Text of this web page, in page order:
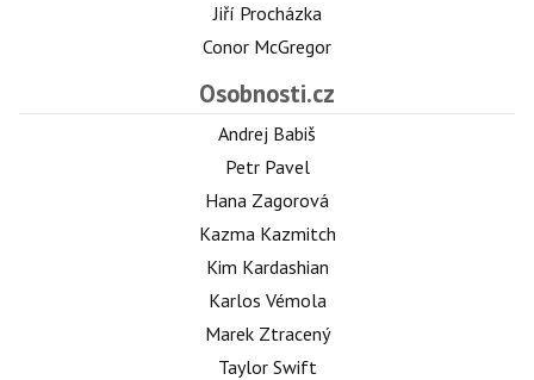
Jiří Procházka
Conor McGregor
Osobnosti.cz
Andrej Babiš
Petr Pavel
Hana Zagorová
Kazma Kazmitch
Kim Kardashian
Karlos Vémola
Marek Ztracený
Taylor Swift